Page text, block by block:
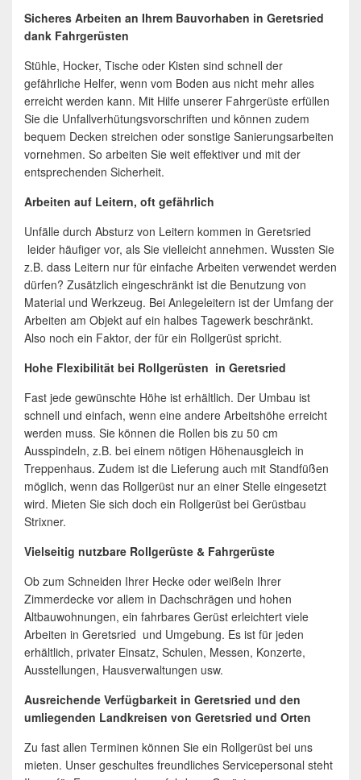
Sicheres Arbeiten an Ihrem Bauvorhaben in Geretsried
dank Fahrgerüsten
Stühle, Hocker, Tische oder Kisten sind schnell der
gefährliche Helfer, wenn vom Boden aus nicht mehr alles
erreicht werden kann. Mit Hilfe unserer Fahrgerüste erfüllen
Sie die Unfallverhütungsvorschriften und können zudem
bequem Decken streichen oder sonstige Sanierungsarbeiten
vornehmen. So arbeiten Sie weit effektiver und mit der
entsprechenden Sicherheit.
Arbeiten auf Leitern, oft gefährlich
Unfälle durch Absturz von Leitern kommen in Geretsried
leider häufiger vor, als Sie vielleicht annehmen. Wussten Sie
z.B. dass Leitern nur für einfache Arbeiten verwendet werden
dürfen? Zusätzlich eingeschränkt ist die Benutzung von
Material und Werkzeug. Bei Anlegeleitern ist der Umfang der
Arbeiten am Objekt auf ein halbes Tagewerk beschränkt.
Also noch ein Faktor, der für ein Rollgerüst spricht.
Hohe Flexibilität bei Rollgerüsten in Geretsried
Fast jede gewünschte Höhe ist erhältlich. Der Umbau ist
schnell und einfach, wenn eine andere Arbeitshöhe erreicht
werden muss. Sie können die Rollen bis zu 50 cm
Ausspindeln, z.B. bei einem nötigen Höhenausgleich in
Treppenhaus. Zudem ist die Lieferung auch mit Standfüßen
möglich, wenn das Rollgerüst nur an einer Stelle eingesetzt
wird. Mieten Sie sich doch ein Rollgerüst bei Gerüstbau
Strixner.
Vielseitig nutzbare Rollgerüste & Fahrgerüste
Ob zum Schneiden Ihrer Hecke oder weißeln Ihrer
Zimmerdecke vor allem in Dachschrägen und hohen
Altbauwohnungen, ein fahrbares Gerüst erleichtert viele
Arbeiten in Geretsried und Umgebung. Es ist für jeden
erhältlich, privater Einsatz, Schulen, Messen, Konzerte,
Ausstellungen, Hausverwaltungen usw.
Ausreichende Verfügbarkeit in Geretsried und den
umliegenden Landkreisen von Geretsried und Orten
Zu fast allen Terminen können Sie ein Rollgerüst bei uns
mieten. Unser geschultes freundliches Servicepersonal steht